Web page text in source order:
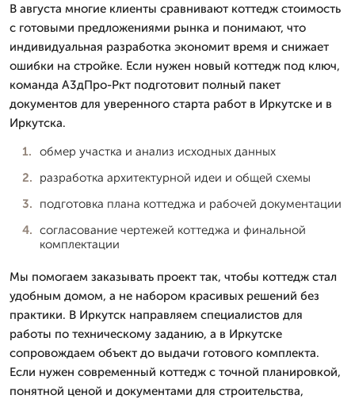
В августа многие клиенты сравнивают коттедж стоимость
с готовыми предложениями рынка и понимают, что
индивидуальная разработка экономит время и снижает
ошибки на стройке. Если нужен новый коттедж под ключ,
команда А3дПро-Ркт подготовит полный пакет
документов для уверенного старта работ в Иркутске и в
Иркутска.
обмер участка и анализ исходных данных
разработка архитектурной идеи и общей схемы
подготовка плана коттеджа и рабочей документации
согласование чертежей коттеджа и финальной
комплектации
Мы помогаем заказывать проект так, чтобы коттедж стал
удобным домом, а не набором красивых решений без
практики. В Иркутск направляем специалистов для
работы по техническому заданию, а в Иркутске
сопровождаем объект до выдачи готового комплекта.
Если нужен современный коттедж с точной планировкой,
понятной ценой и документами для строительства,